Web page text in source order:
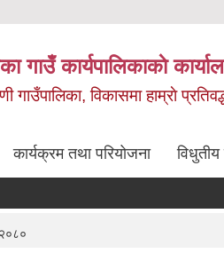
गाउँ कार्यपालिकाकाे
गाउँपालिका, विकासमा हाम्राे
कार्यक्रम तथा परियोजना
२०८०